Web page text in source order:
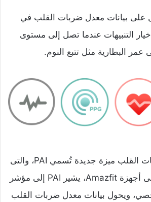
على بيانات معدل ضربات القلب في
التنبيهات عندما تصل إلى مستوى
عمر البطارية مثل تتبع النوم.
يستخدم معدل ضربات القلب ميزة جديدة تُسمي PAI، والتى
ظهرت لأول مرة على أجهزة Amazfit، يشير PAI إلى مؤشر
ويحول بيانات معدل ضربات القلب